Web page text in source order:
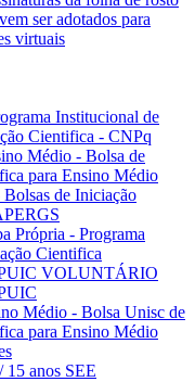
ser adotados para
virtuais
Institucional de
Cientifica - CNPq
Médio - Bolsa de
para Ensino Médio
de Iniciação
Própria - Programa
Cientifica
VOLUNTÁRIO
Médio - Bolsa Unisc de
para Ensino Médio
15 anos SEE